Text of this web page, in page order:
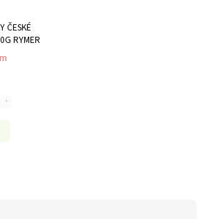
ČESKÉ
RYMER